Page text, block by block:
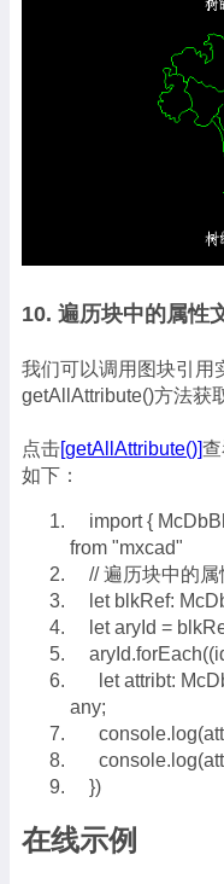
10. 遍历块中的属性
我们可以调用图块引用
getAllAttribute()方法获
点击[getAllAttribute()]
如下：
import {
from "mxcad"
// 遍历块中的属
let blkRef:
let aryId =
let attribt:
any;
})
在线示例